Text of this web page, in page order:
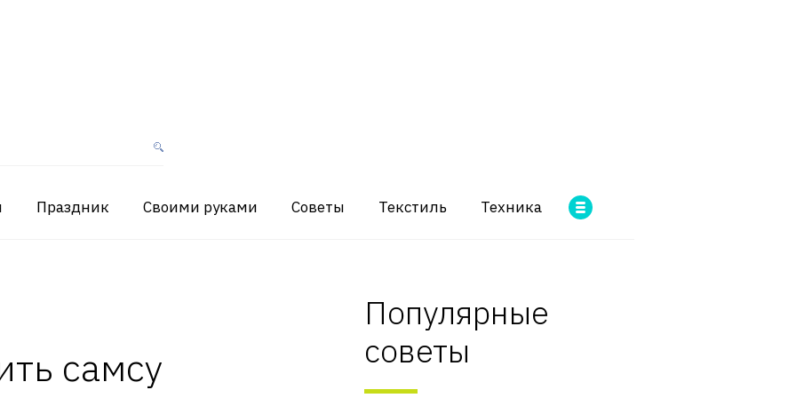
Праздник Своими руками Советы Текстиль Техника
самсу
Популярные
советы